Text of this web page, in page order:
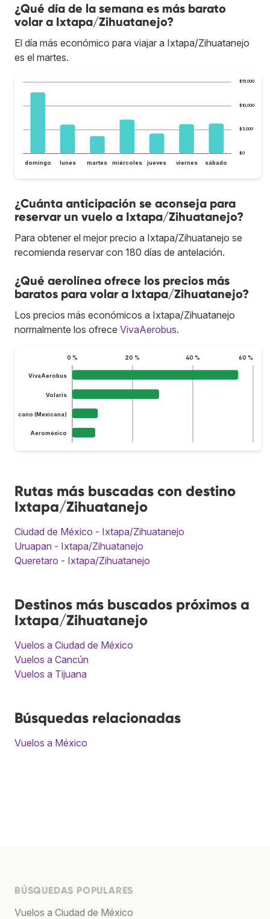
¿Qué día de la semana es más barato
volar a Ixtapa/Zihuatanejo?
El día más económico para viajar a Ixtapa/Zihuatanejo
es el martes.
$0
$5,000
$10,000
$15,000
domingo lunes martes miércoles jueves viernes sábado
¿Cuánta anticipación se aconseja para
reservar un vuelo a Ixtapa/Zihuatanejo?
Para obtener el mejor precio a Ixtapa/Zihuatanejo se
recomienda reservar con 180 días de antelación.
¿Qué aerolínea ofrece los precios más
baratos para volar a Ixtapa/Zihuatanejo?
Los precios más económicos a Ixtapa/Zihuatanejo
normalmente los ofrece VivaAerobus.
0 % 20 % 40 % 60 %
VivaAerobus
Volaris
Mexicano (Mexicana)
Aeroméxico
Rutas más buscadas con destino
Ixtapa/Zihuatanejo
Ciudad de México - Ixtapa/Zihuatanejo
Uruapan - Ixtapa/Zihuatanejo
Queretaro - Ixtapa/Zihuatanejo
Destinos más buscados próximos a
Ixtapa/Zihuatanejo
Vuelos a Ciudad de México
Vuelos a Cancún
Vuelos a Tijuana
Búsquedas relacionadas
Vuelos a México
BÚSQUEDAS POPULARES
Vuelos a Ciudad de México